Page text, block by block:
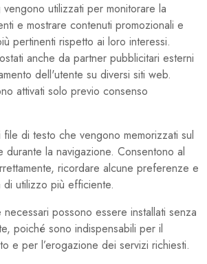
utilizzati per monitorare la
e mostrare contenuti promozionali e
pertinenti rispetto ai loro interessi.
anche da partner pubblicitari esterni
dell'utente su diversi siti web.
attivati solo previo consenso
di testo che vengono memorizzati sul
durante la navigazione. Consentono al
ricordare alcune preferenze e
di utilizzo più efficiente.
possono essere installati senza
poiché sono indispensabili per il
e per l’erogazione dei servizi richiesti.